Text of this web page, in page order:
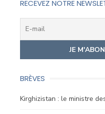
RECEVEZ NOTRE
BRÈVES
Kirghizistan : le ministre